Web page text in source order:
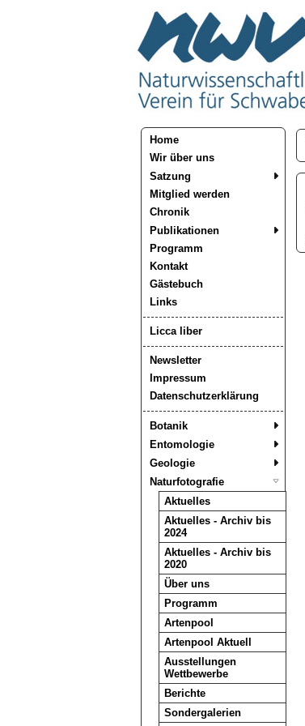
Home
Wir über uns
Satzung
Mitglied werden
Chronik
Publikationen
Programm
Kontakt
Gästebuch
Links
Licca liber
Newsletter
Impressum
Datenschutzerklärung
Botanik
Entomologie
Geologie
Naturfotografie
Aktuelles
Aktuelles - Archiv bis
2024
Aktuelles - Archiv bis
2020
Über uns
Programm
Artenpool
Artenpool Aktuell
Ausstellungen
Wettbewerbe
Berichte
Sondergalerien